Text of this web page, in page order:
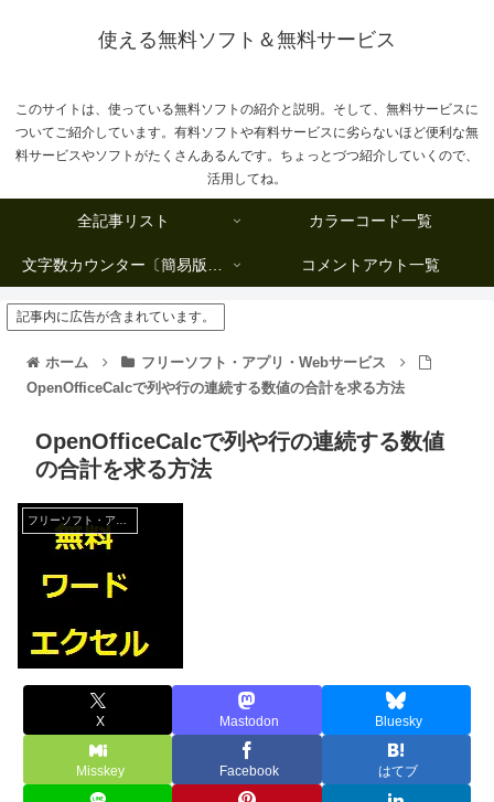
使える無料ソフト＆無料サービス
このサイトは、使っている無料ソフトの紹介と説明。そして、無料サービスに
ついてご紹介しています。有料ソフトや有料サービスに劣らないほど便利な無
料サービスやソフトがたくさんあるんです。ちょっとづつ紹介していくので、
活用してね。
全記事リスト カラーコード一覧
文字数カウンター〔簡易版複数行タイプ〕 コメントアウト一覧
記事内に広告が含まれています。
ホーム
フリーソフト・アプリ・Webサービス
OpenOfficeCalcで列や行の連続する数値の合計を求る方法
OpenOfficeCalcで列や行の連続する数値
の合計を求る方法
フリーソフト・アプリ・Webサービス
X Mastodon Bluesky
Misskey Facebook はてブ